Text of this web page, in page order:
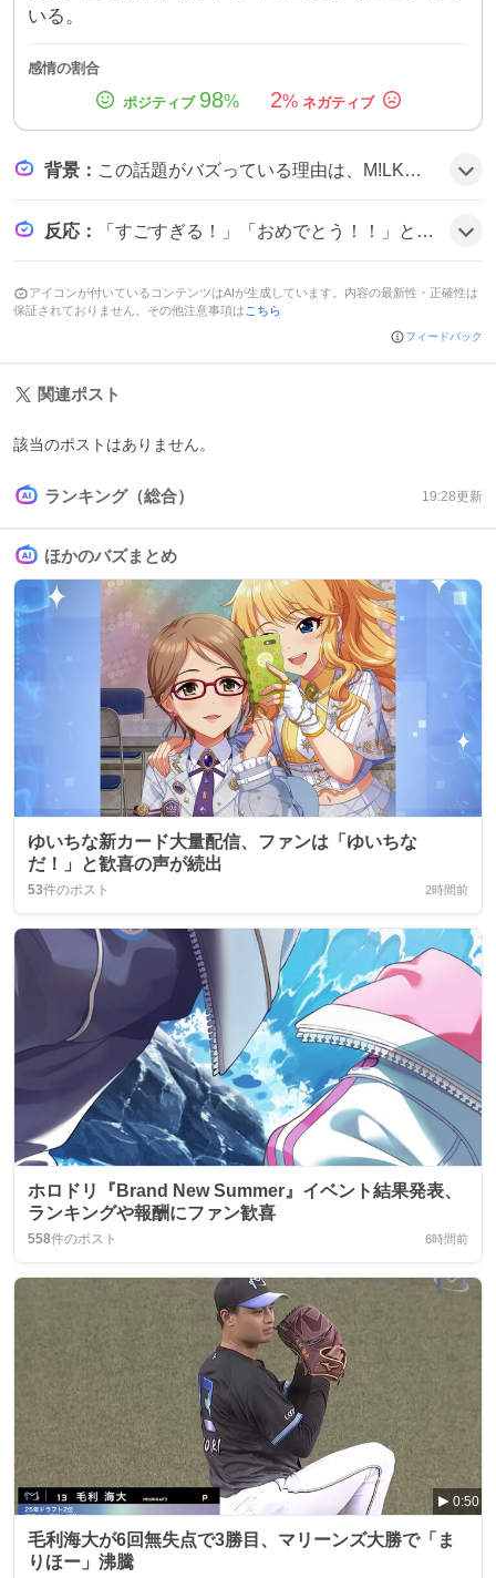
いる。
感情の割合
98% 2%
背景 ： この話題がバズっている理由は、M!LKのメンバーがテレビクイズで全問正解という快挙を成し遂げ、1,000万円という大金を手にしたことで、ファンや視聴者の期待感が高まったことにある。さらに、二人のコンビネーションやリアクションがSNSで多数シェアされ、話題が拡散したようだ。
反応 ： 「すごすぎる！」「おめでとう！！」といった歓声が多数。あるユーザーは「ナイスコンビ👏」と称賛し、別の投稿では「次世代クイズ王」への期待が語られた。全体的に祝福ムードが広がっている様子だ。
アイコンが付いているコンテンツはAIが生成しています。内容の最新性・正確性は
保証されておりません。その他注意事項は こちら
フィードバック
関連ポスト
該当のポストはありません。
ランキング（総合） 19:28更新
ほかのバズまとめ
ゆいちな新カード大量配信、ファンは「ゆいちな
だ！」と歓喜の声が続出
53件のポスト 2時間前
ホロドリ『Brand New Summer』イベント結果発表、
ランキングや報酬にファン歓喜
558件のポスト 6時間前
0:50
毛利海大が6回無失点で3勝目、マリーンズ大勝で「ま
りほー」沸騰